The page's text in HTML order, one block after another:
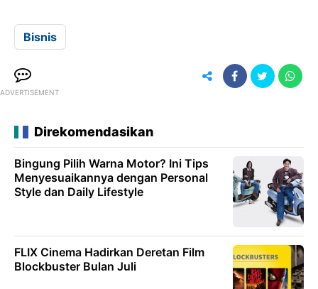
Bisnis
ADVERTISEMENT
Direkomendasikan
Bingung Pilih Warna Motor? Ini Tips
Menyesuaikannya dengan Personal
Style dan Daily Lifestyle
FLIX Cinema Hadirkan Deretan Film
Blockbuster Bulan Juli